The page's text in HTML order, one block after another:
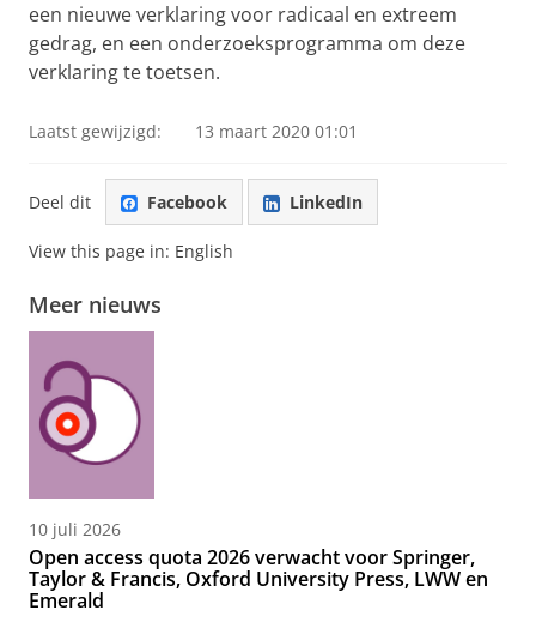
een nieuwe verklaring voor radicaal en extreem
gedrag, en een onderzoeksprogramma om deze
verklaring te toetsen.
Laatst gewijzigd: 13 maart 2020 01:01
Deel dit Facebook LinkedIn
View this page in: English
Meer nieuws
10 juli 2026
Open access quota 2026 verwacht voor Springer,
Taylor & Francis, Oxford University Press, LWW en
Emerald